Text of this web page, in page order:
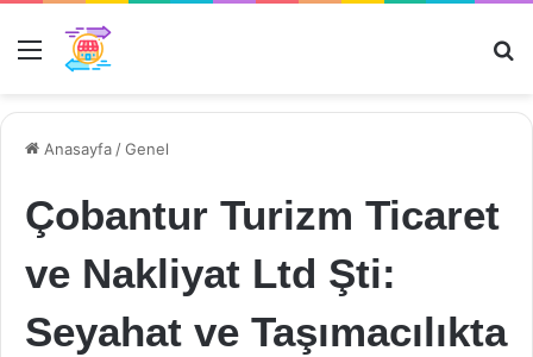
Menü
Anasayfa /Genel
Çobantur Turizm Ticaret
ve Nakliyat Ltd Şti:
Seyahat ve Taşımacılıkta